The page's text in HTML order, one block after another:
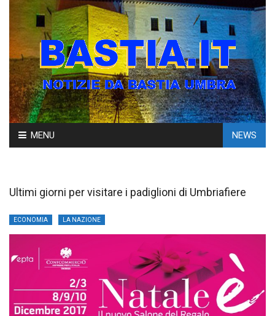
Skip
to
MENU NEWS
Ultimi giorni per visitare i padiglioni di Umbriafiere
ECONOMIA LA NAZIONE